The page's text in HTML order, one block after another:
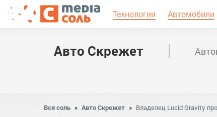
Технологии Автомобили
Авто Скрежет
Вся соль » Авто Скрежет » Владелец Lucid Gravity